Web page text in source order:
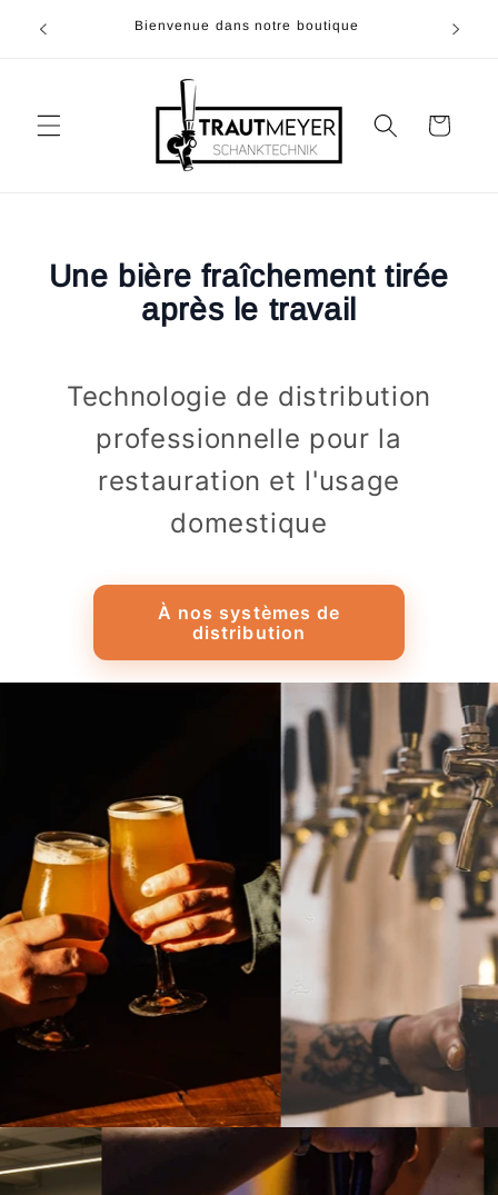
Ignorer et passer au
contenu
05374-
Bienvenue dans notre boutique
Panier
Une bière fraîchement tirée
après le travail
Technologie de distribution
professionnelle pour la
restauration et l'usage
domestique
À nos systèmes de
distribution